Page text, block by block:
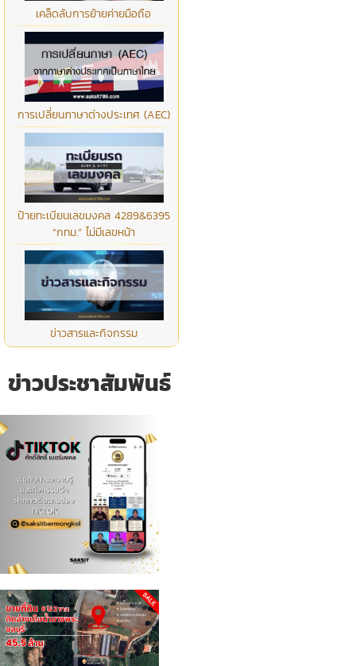
เคล็ดลับการย้ายค่ายมือถือ
การเปลี่ยนภาษาต่างประเทศ (AEC)
ป้ายทะเบียนเลขมงคล 4289&6395
“กทม.” ไม่มีเลขหน้า
ข่าวสารและกิจกรรม
ข่าวประชาสัมพันธ์